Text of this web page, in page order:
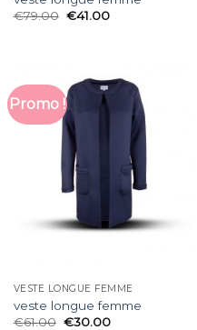
€79.00 €41.00
Promo !
VESTE LONGUE FEMME
veste longue femme
€61.00 €30.00